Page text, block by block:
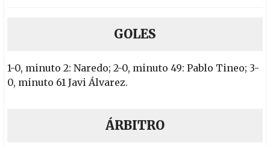
GOLES
1-0, minuto 2: Naredo; 2-0, minuto 49: Pablo Tineo; 3-
0, minuto 61 Javi Álvarez.
ÁRBITRO